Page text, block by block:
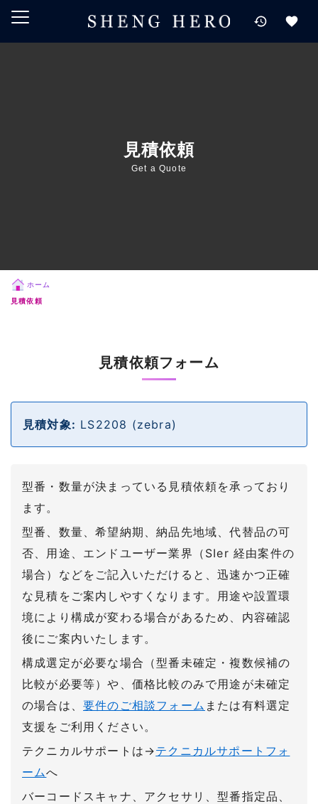
メインコンテンツにスキップ
見積依頼
Get a Quote
ホーム
見積依頼
見積依頼フォーム
見積対象: LS2208 (zebra)
型番・数量が決まっている見積依頼を承っており
ます。
型番、数量、希望納期、納品先地域、代替品の可
否、用途、エンドユーザー業界（SIer 経由案件の
場合）などをご記入いただけると、迅速かつ正確
な見積をご案内しやすくなります。用途や設置環
境により構成が変わる場合があるため、内容確認
後にご案内いたします。
構成選定が必要な場合（型番未確定・複数候補の
比較が必要等）や、価格比較のみで用途が未確定
の場合は、 要件のご相談フォーム または有料選定
支援をご利用ください。
テクニカルサポートは→テクニカルサポートフォ
ームへ
バーコードスキャナ、アクセサリ、型番指定品、